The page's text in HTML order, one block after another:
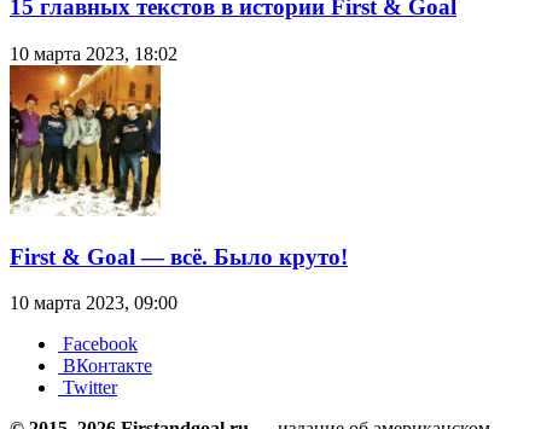
15 главных текстов в истории First & Goal
10 марта 2023, 18:02
First & Goal — всё. Было круто!
10 марта 2023, 09:00
Facebook
ВКонтакте
Twitter